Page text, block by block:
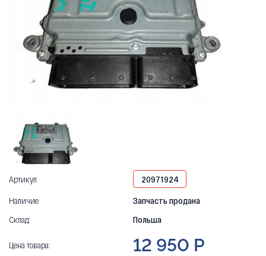
Артикул
20971924
Наличие
Запчасть продана
Склад:
Польша
Цена товара: 12 950 Р